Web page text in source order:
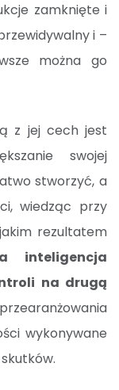
zamknięte i
i –
można go
z jej cech jest
swojej
stworzyć, a
wiedząc przy
rezultatem
inteligencja
na drugą
wykonywane